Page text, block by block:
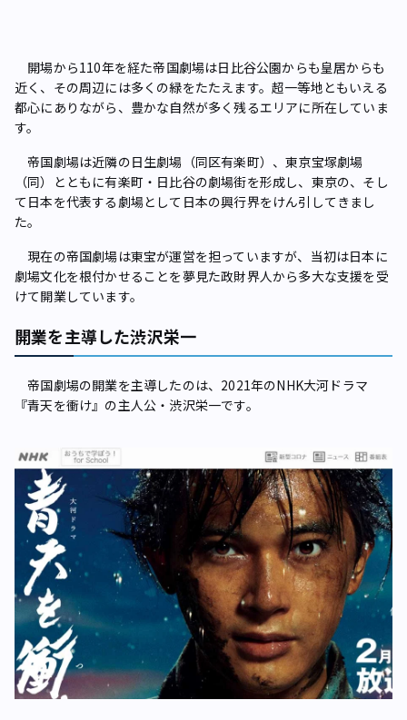
開場から110年を経た帝国劇場は日比谷公園からも皇居からも
近く、その周辺には多くの緑をたたえます。超一等地ともいえる
都心にありながら、豊かな自然が多く残るエリアに所在していま
す。
帝国劇場は近隣の日生劇場（同区有楽町）、東京宝塚劇場
（同）とともに有楽町・日比谷の劇場街を形成し、東京の、そし
て日本を代表する劇場として日本の興行界をけん引してきまし
た。
現在の帝国劇場は東宝が運営を担っていますが、当初は日本に
劇場文化を根付かせることを夢見た政財界人から多大な支援を受
けて開業しています。
開業を主導した渋沢栄一
帝国劇場の開業を主導したのは、2021年のNHK大河ドラマ
『青天を衝け』の主人公・渋沢栄一です。